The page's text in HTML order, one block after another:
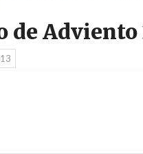
Lugares de Origen
de Adviento